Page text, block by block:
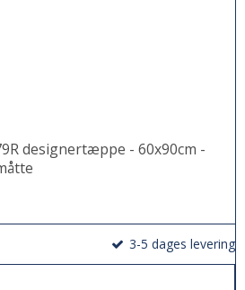
designertæppe - 60x90cm -
3-5 dages levering